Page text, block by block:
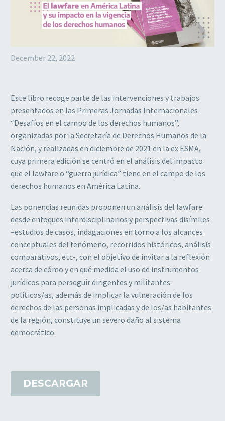
December 22, 2022
Este libro recoge parte de las intervenciones y trabajos
presentados en las Primeras Jornadas Internacionales
“Desafíos en el campo de los derechos humanos”,
organizadas por la Secretaría de Derechos Humanos de la
Nación, y realizadas en diciembre de 2021 en la ex ESMA,
cuya primera edición se centró en el análisis del impacto
que el lawfare o “guerra jurídica” tiene en el campo de los
derechos humanos en América Latina.
Las ponencias reunidas proponen un análisis del lawfare
desde enfoques interdisciplinarios y perspectivas disímiles
–estudios de casos, indagaciones en torno a los alcances
conceptuales del fenómeno, recorridos históricos, análisis
comparativos, etc-, con el objetivo de invitar a la reflexión
acerca de cómo y en qué medida el uso de instrumentos
jurídicos para perseguir dirigentes y militantes
políticos/as, además de implicar la vulneración de los
derechos de las personas implicadas y de los/as habitantes
de la región, constituye un severo daño al sistema
democrático.
DESCARGAR